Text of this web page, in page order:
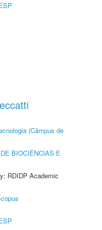
(Câmpus de
BIOCIÊNCIAS E
RDIDP Academic